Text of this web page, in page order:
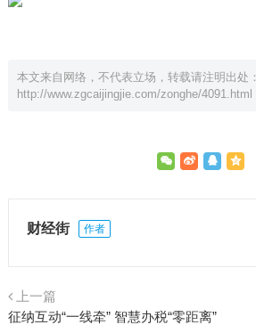
本文来自网络，不代表立场，转载请注明出处：
http://www.zgcaijingjie.com/zonghe/4091.html
财经街 作者
上一篇
征纳互动“一线牵” 智慧办税“零距离”